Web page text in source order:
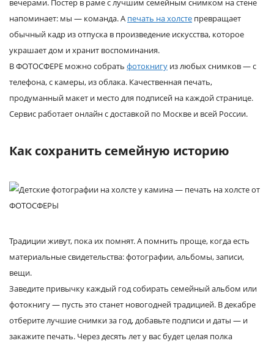
вечерами. Постер в раме с лучшим семейным снимком на стене
напоминает: мы — команда. А печать на холсте превращает
обычный кадр из отпуска в произведение искусства, которое
украшает дом и хранит воспоминания.
В ФОТОСФЕРЕ можно собрать фотокнигу из любых снимков — с
телефона, с камеры, из облака. Качественная печать,
продуманный макет и место для подписей на каждой странице.
Сервис работает онлайн с доставкой по Москве и всей России.
Как сохранить семейную историю
Традиции живут, пока их помнят. А помнить проще, когда есть
материальные свидетельства: фотографии, альбомы, записи,
вещи.
Заведите привычку каждый год собирать семейный альбом или
фотокнигу — пусть это станет новогодней традицией. В декабре
отберите лучшие снимки за год, добавьте подписи и даты — и
закажите печать. Через десять лет у вас будет целая полка